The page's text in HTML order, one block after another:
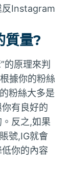
反Instagram
質量?
原理來判
據你的粉絲
粉絲大多是
有良好的
反之,如果
號,IG就會
你的內容